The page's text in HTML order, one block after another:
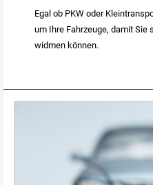
Egal ob PKW oder
um Ihre Fahrzeuge, damit
widmen können.